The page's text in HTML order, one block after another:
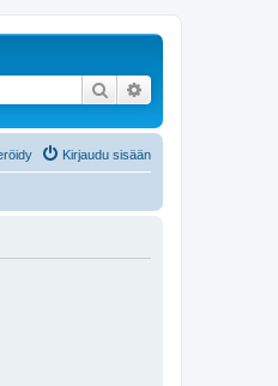
Etsi
Kirjaudu sisään